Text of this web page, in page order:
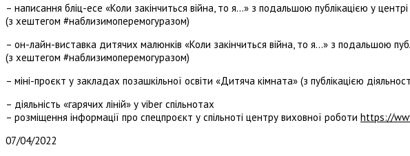
– написання бліц-есе «Коли закінчиться війна, то я…» з подальшою публікацією у
(з хештегом #наблизимоперемогуразом)
– он-лайн-виставка дитячих малюнків «Коли закінчиться війна, то я…» з подальшою
(з хештегом #наблизимоперемогуразом)
– міні-проєкт у закладах позашкільної освіти «Дитяча кімната» (з публікацією
– діяльність «гарячих ліній» у viber спільнотах
– розміщення інформації про спецпроєкт у спільноті центру виховної роботи https://
07/04/2022